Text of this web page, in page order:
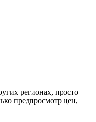
регионах, просто
предпросмотр цен,